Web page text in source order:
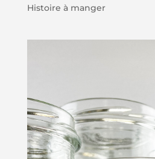
Histoire à manger